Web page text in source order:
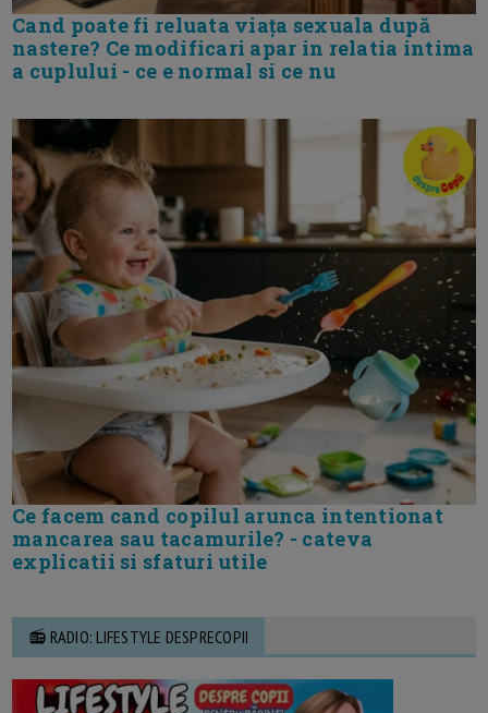
Cand poate fi reluata viața sexuala după
nastere? Ce modificari apar in relatia intima
a cuplului - ce e normal si ce nu
Ce facem cand copilul arunca intentionat
mancarea sau tacamurile? - cateva
explicatii si sfaturi utile
📻 RADIO: LIFESTYLE DESPRECOPII